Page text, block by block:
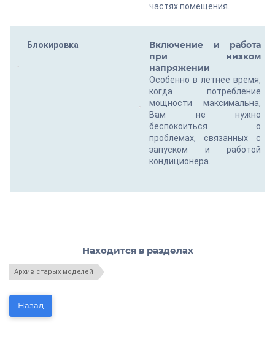
частях помещения.
Блокировка
Включение и работа
при низком
напряжении
Особенно в летнее время,
когда потребление
мощности максимальна,
Вам не нужно
беспокоиться о
проблемах, связанных с
запуском и работой
кондиционера.
Находится в разделах
Архив старых моделей
Назад